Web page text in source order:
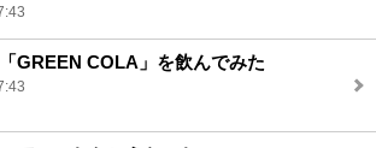
GREEN COLA」を飲んでみた